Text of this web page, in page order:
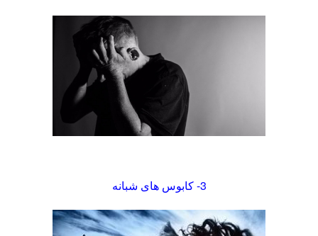
3- کابوس های شبانه